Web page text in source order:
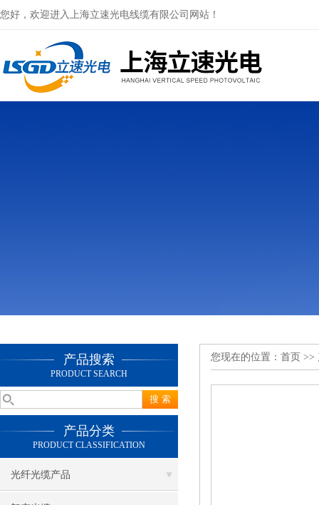
您好，欢迎进入上海立速光电线缆有限公司网站！
产品搜索
PRODUCT SEARCH
产品分类
PRODUCT CLASSIFICATION
光纤光缆产品
您现在的位置： 首页 >>